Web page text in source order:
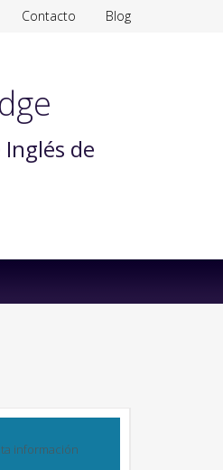
Contacto Blog
de
información